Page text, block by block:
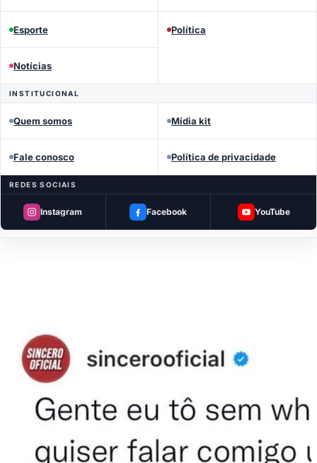
Esporte Política
Notícias
INSTITUCIONAL
Quem somos Mídia kit
Fale conosco Política de privacidade
REDES SOCIAIS
Instagram Facebook YouTube
MEMES DO VOVÔ
Minha primeira vez no Paraguay